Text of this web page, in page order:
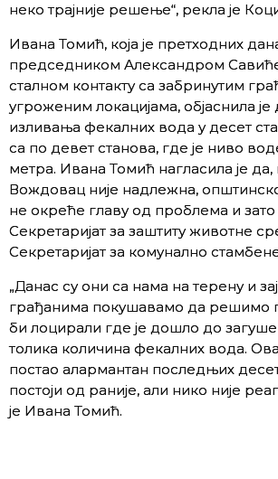
неко трајније решење“, рекла је
Ивана Томић, која је претходних
председником Александром
сталном контакту са забринутим
угроженим локацијама, објаснила
изливања фекалних вода у десет
са по девет станова, где је ниво
метра. Ивана Томић нагласила је
Вождовац није надлежна,
не окреће главу од проблема и
Секретаријат за заштиту животне
Секретаријат за комунално
„Данас су они са нама на терену и
грађанима покушавамо да решимо
би лоцирали где је дошло до
толика количина фекалних вода.
постао алармантан последњих
постоји од раније, али нико није
је Ивана Томић.